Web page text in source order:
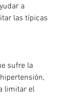
a
las típicas
sufre la
limitar el